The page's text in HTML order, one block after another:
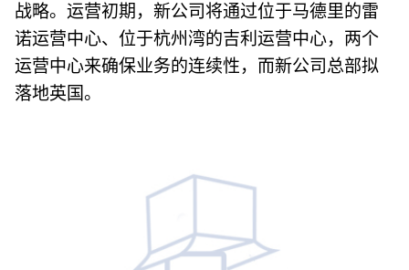
战略。运营初期，新公司将通过位于马德里的雷
诺运营中心、位于杭州湾的吉利运营中心，两个
运营中心来确保业务的连续性，而新公司总部拟
落地英国。